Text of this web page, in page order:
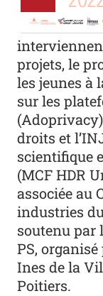
projets, le
les jeunes à
sur les
droits et
scientifique
(MCF HDR
associée au
industries
soutenu par
PS,
Ines de la
Poitiers.